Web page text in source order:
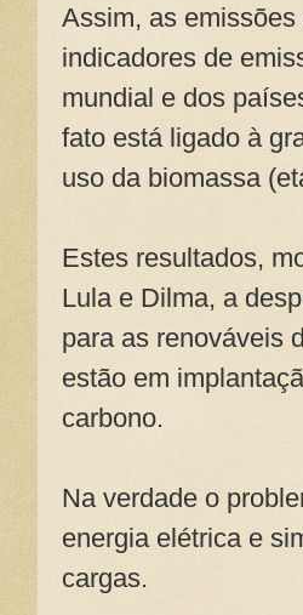
Assim, as
indicadores de
mundial e dos
fato está ligado à
uso da biomassa
Estes resultados,
Lula e Dilma, a
para as renováveis
estão em
carbono.
Na verdade o
energia elétrica e
cargas.